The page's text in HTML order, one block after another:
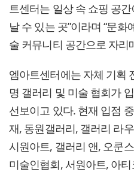
트센터는 일상 속 쇼핑 공
날 수 있는 곳”이라며 “문
술 커뮤니티 공간으로 자리
엠아트센터에는 자체 기획
명 갤러리 및 미술 협회가
선보이고 있다. 현재 입점
재, 동원갤러리, 갤러리 라
시원아트, 갤러리 앤, 오쿤
미술인협회, 서원아트, 아